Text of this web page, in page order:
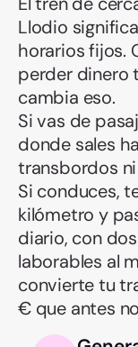
Llodio
horarios fijos.
perder dinero
cambia eso.
Si vas de
donde sales
transbordos
Si conduces,
kilómetro y
diario, con
laborables al
convierte tu
€ que antes